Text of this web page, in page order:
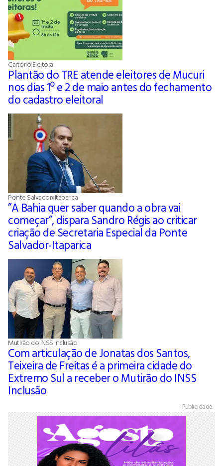
Cartório Eleitoral
Plantão do TRE atende eleitores de Mucuri
nos dias 1º e 2 de maio antes do fechamento
do cadastro eleitoral
Ponte SalvadorxItaparica
”A Bahia quer saber quando a obra vai
começar”, dispara Sandro Régis ao criticar
criação de Secretaria Especial da Ponte
Salvador-Itaparica
Mutirão do INSS Inclusão
Com articulação de Jonatas dos Santos,
Teixeira de Freitas é a primeira cidade do
Extremo Sul a receber o Mutirão do INSS
Inclusão
Publicidade